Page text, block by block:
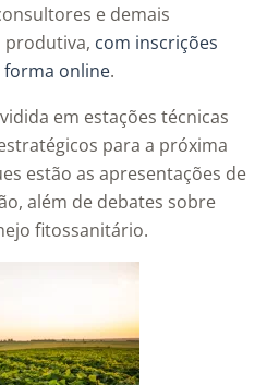
e demais
produtiva, com inscrições
forma online.
em estações técnicas
para a próxima
estão as apresentações de
além de debates sobre
fitossanitário.